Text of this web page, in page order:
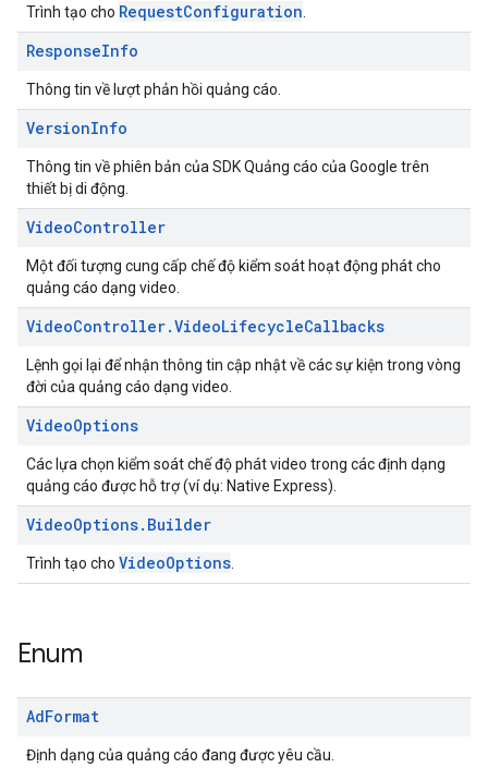
Trình tạo cho RequestConfiguration
ResponseInfo
Thông tin về lượt phản hồi quảng cáo.
VersionInfo
Thông tin về phiên bản của SDK Quảng cáo của Google trên
thiết bị di động.
VideoController
Một đối tượng cung cấp chế độ kiểm soát hoạt động phát cho
quảng cáo dạng video.
VideoController.VideoLifecycleCallbacks
Lệnh gọi lại để nhận thông tin cập nhật về các sự kiện trong vòng
đời của quảng cáo dạng video.
VideoOptions
Các lựa chọn kiểm soát chế độ phát video trong các định dạng
quảng cáo được hỗ trợ (ví dụ: Native Express).
VideoOptions. Builder
Trình tạo cho VideoOptions
Enum
AdFormat
Định dạng của quảng cáo đang được yêu cầu.